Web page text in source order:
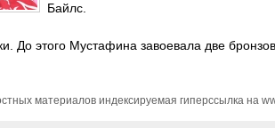
Байлс.
До этого Мустафина завоевала две
материалов индексируемая гиперссылка на